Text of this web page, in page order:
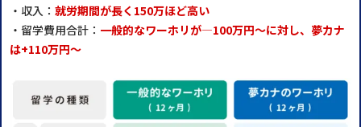
・収入： 就労期間が長く150万ほど高い
・留学費用合計： 一般的なワーホリが―100万円～に対し、夢カナ
は+110万円～